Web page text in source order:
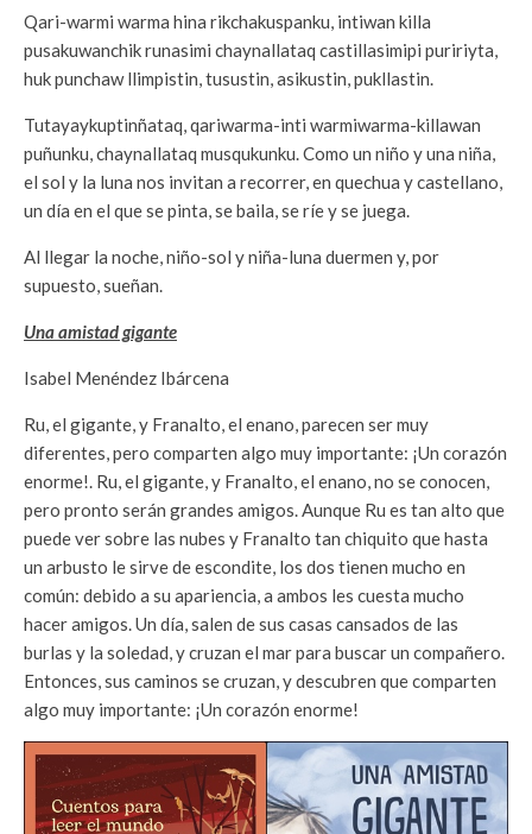
Qari-warmi warma hina rikchakuspanku, intiwan killa
pusakuwanchik runasimi chaynallataq castillasimipi puririyta,
huk punchaw llimpistin, tusustin, asikustin, pukllastin.
Tutayaykuptinñataq, qariwarma-inti warmiwarma-killawan
puñunku, chaynallataq musqukunku. Como un niño y una niña,
el sol y la luna nos invitan a recorrer, en quechua y castellano,
un día en el que se pinta, se baila, se ríe y se juega.
Al llegar la noche, niño-sol y niña-luna duermen y, por
supuesto, sueñan.
Una amistad gigante
Isabel Menéndez Ibárcena
Ru, el gigante, y Franalto, el enano, parecen ser muy
diferentes, pero comparten algo muy importante: ¡Un corazón
enorme!. Ru, el gigante, y Franalto, el enano, no se conocen,
pero pronto serán grandes amigos. Aunque Ru es tan alto que
puede ver sobre las nubes y Franalto tan chiquito que hasta
un arbusto le sirve de escondite, los dos tienen mucho en
común: debido a su apariencia, a ambos les cuesta mucho
hacer amigos. Un día, salen de sus casas cansados de las
burlas y la soledad, y cruzan el mar para buscar un compañero.
Entonces, sus caminos se cruzan, y descubren que comparten
algo muy importante: ¡Un corazón enorme!